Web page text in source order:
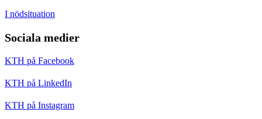
I nödsituation
Sociala medier
KTH på Facebook
KTH på LinkedIn
KTH på Instagram